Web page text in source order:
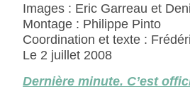
Images : Eric Garreau et
Montage : Philippe Pinto
Coordination et texte :
Le 2 juillet 2008
Dernière minute. C’est